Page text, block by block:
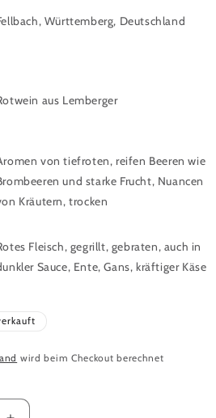
Württemberg, Deutschland
aus Lemberger
von tiefroten, reifen Beeren wie
und starke Frucht, Nuancen
Kräutern, trocken
Fleisch, gegrillt, gebraten, auch in
Sauce, Ente, Gans, kräftiger Käse
wird beim Checkout berechnet